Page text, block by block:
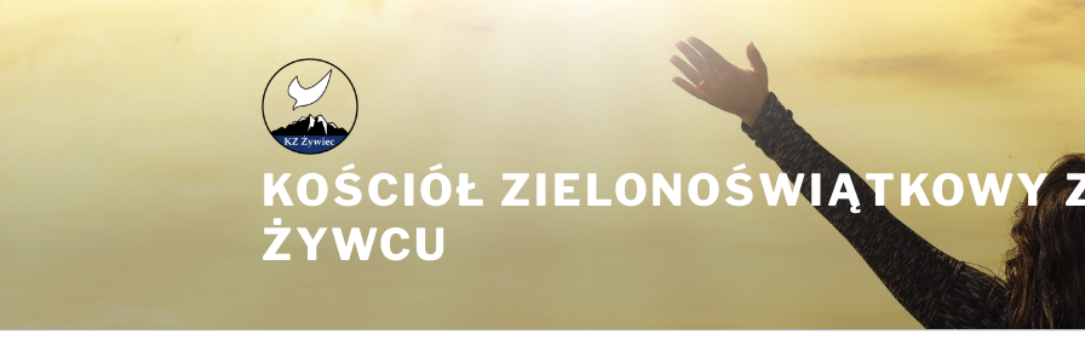
KOŚCIÓŁ ZIELONOŚWIĄTKOWY
ŻYWCU